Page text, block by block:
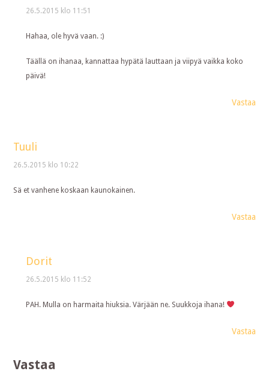
26.5.2015 klo 11:51
Hahaa, ole hyvä vaan. :)
Täällä on ihanaa, kannattaa hypätä lauttaan ja viipyä vaikka koko
päivä!
Vastaa
Tuuli
26.5.2015 klo 10:22
Sä et vanhene koskaan kaunokainen.
Vastaa
Dorit
26.5.2015 klo 11:52
PAH. Mulla on harmaita hiuksia. Värjään ne. Suukkoja ihana!
Vastaa
Vastaa